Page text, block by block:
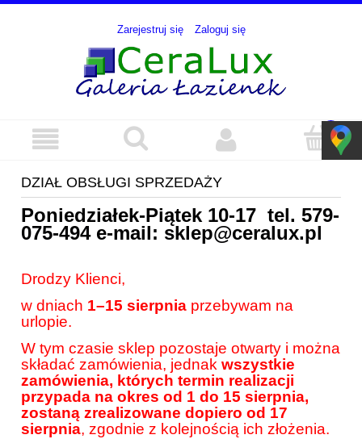
Zarejestruj się Zaloguj się
DZIAŁ OBSŁUGI SPRZEDAŻY
Poniedziałek-Piątek 10-17 tel. 579-
075-494e-mail: sklep@ceralux.pl
Drodzy Klienci,
w dniach 1–15 sierpnia przebywam na
urlopie.
W tym czasie sklep pozostaje otwarty i można
składać zamówienia, jednak wszystkie
zamówienia, których termin realizacji
przypada na okres od 1 do 15 sierpnia,
zostaną zrealizowane dopiero od 17
sierpnia, zgodnie z kolejnością ich złożenia.